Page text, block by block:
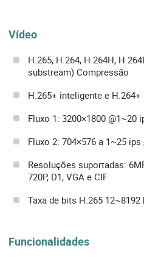
Vídeo
H.265, H.264, H.264H,
substream) Compressão
H.265+ inteligente e
Fluxo 1: 3200×1800 @1~20
Fluxo 2: 704×576 a 1~25
Resoluções suportadas:
720P, D1, VGA e CIF
Taxa de bits H.265
Funcionalidades